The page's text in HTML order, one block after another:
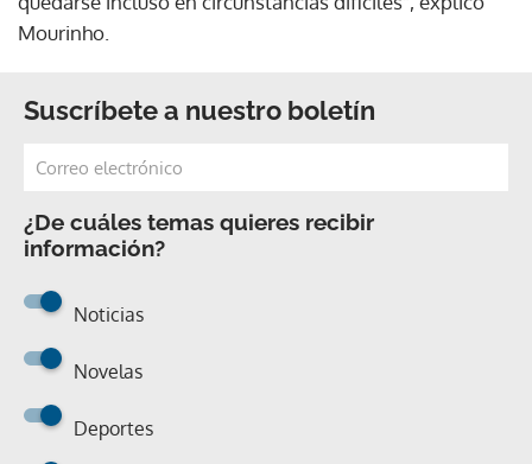
Mourinho.
Suscríbete a nuestro boletín
¿De cuáles temas quieres recibir
información?
Noticias
Novelas
Deportes